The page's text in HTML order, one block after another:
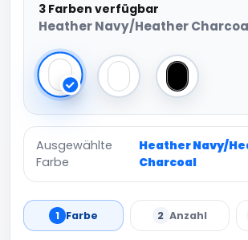
3 Farben verfügbar
Heather Navy/Heather
Heather Navy/Heather Charcoal
Heather Grey/Heather
Black/
Ausgewählte
Farbe
Heather Navy/
Charcoal
1 Farbe 2 Anzahl